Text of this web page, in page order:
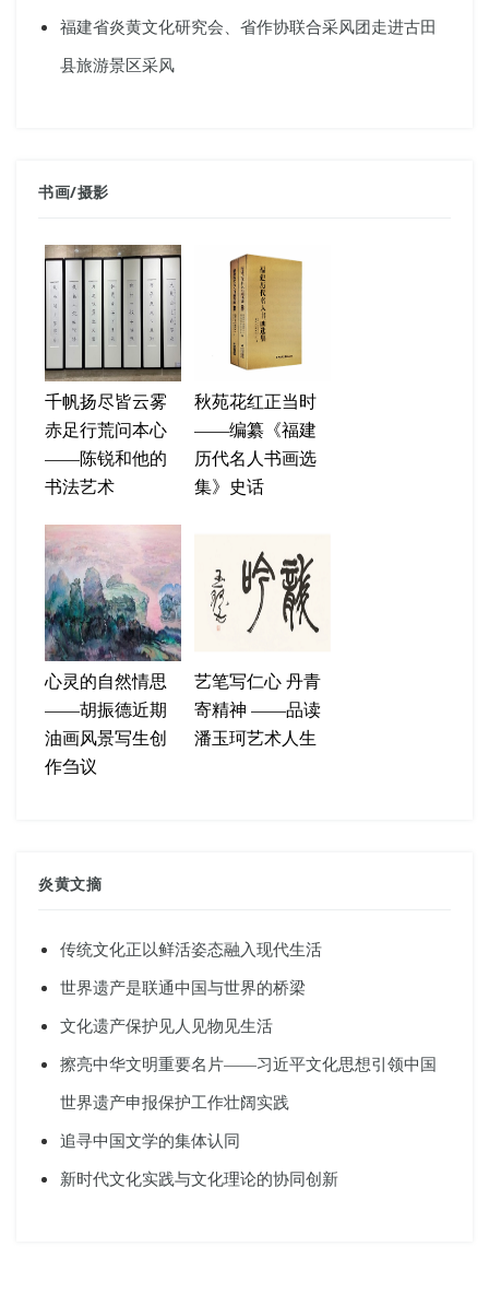
福建省炎黄文化研究会、省作协联合采风团走进古田
县旅游景区采风
书画/摄影
千帆扬尽皆云雾
赤足行荒问本心
——陈锐和他的
书法艺术
秋苑花红正当时
——编纂《福建
历代名人书画选
集》史话
心灵的自然情思
——胡振德近期
油画风景写生创
作刍议
艺笔写仁心 丹青
寄精神 ——品读
潘玉珂艺术人生
炎黄文摘
传统文化正以鲜活姿态融入现代生活
世界遗产是联通中国与世界的桥梁
文化遗产保护见人见物见生活
擦亮中华文明重要名片——习近平文化思想引领中国
世界遗产申报保护工作壮阔实践
追寻中国文学的集体认同
新时代文化实践与文化理论的协同创新